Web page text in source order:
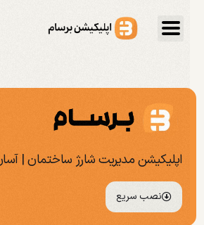
اپلیکیشن مدیریت شارژ ساختمان |
نصب سریع